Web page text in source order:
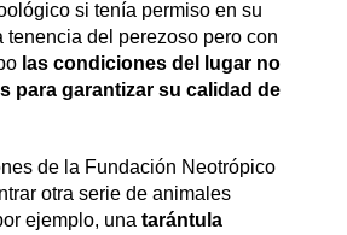
si tenía permiso en su
tenencia del perezoso pero con
las condiciones del lugar no
para garantizar su calidad de
de la Fundación Neotrópico
otra serie de animales
ejemplo, una tarántula